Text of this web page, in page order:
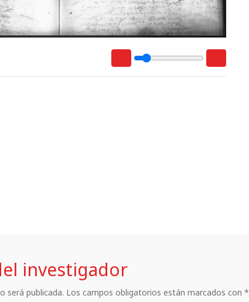
investigador
será publicada. Los campos obligatorios están marcados con *